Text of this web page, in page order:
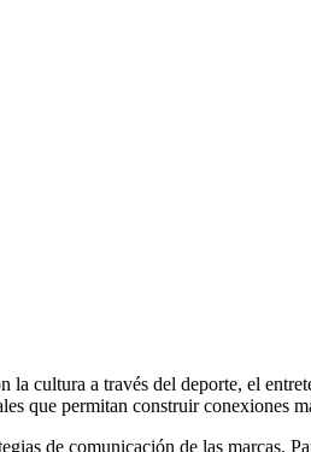
cultura a través del deporte, el
que permitan construir conexiones
de comunicación de las marcas.